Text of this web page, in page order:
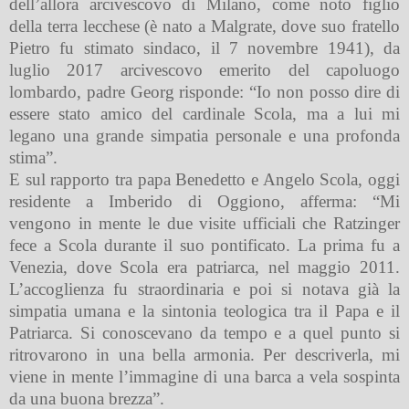
dell’allora arcivescovo di Milano, come noto figlio
della terra lecchese (è nato a Malgrate, dove suo fratello
Pietro fu stimato sindaco, il 7 novembre 1941), da
luglio 2017 arcivescovo emerito del capoluogo
lombardo, padre Georg risponde: “Io non posso dire di
essere stato amico del cardinale Scola, ma a lui mi
legano una grande simpatia personale e una profonda
stima”.
E sul rapporto tra papa Benedetto e Angelo Scola, oggi
residente a Imberido di Oggiono, afferma: “Mi
vengono in mente le due visite ufficiali che Ratzinger
fece a Scola durante il suo pontificato. La prima fu a
Venezia, dove Scola era patriarca, nel maggio 2011.
L’accoglienza fu straordinaria e poi si notava già la
simpatia umana e la sintonia teologica tra il Papa e il
Patriarca. Si conoscevano da tempo e a quel punto si
ritrovarono in una bella armonia. Per descriverla, mi
viene in mente l’immagine di una barca a vela sospinta
da una buona brezza”.